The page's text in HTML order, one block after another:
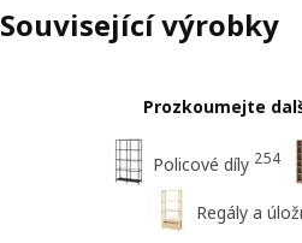
Související výrobky
Prozkoumejte
Policové díly 254
Regály a